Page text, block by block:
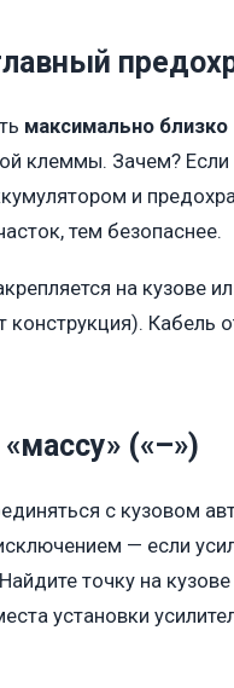
максимально близко
клеммы. Зачем?
и
тем безопаснее.
на кузове
конструкция).
(«–»)
с кузовом
— если
точку на
установки